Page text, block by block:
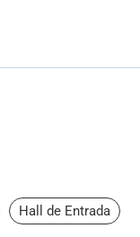
Hall de Entrada